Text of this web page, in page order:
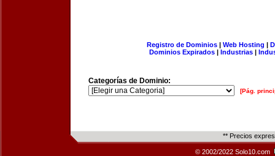
Registro de Dominios| Web Hosting |
Dominios Expirados | Industrias |
Categorías de Dominio:
[Pág.
** Precios
© 2002/2022 Solo10.com